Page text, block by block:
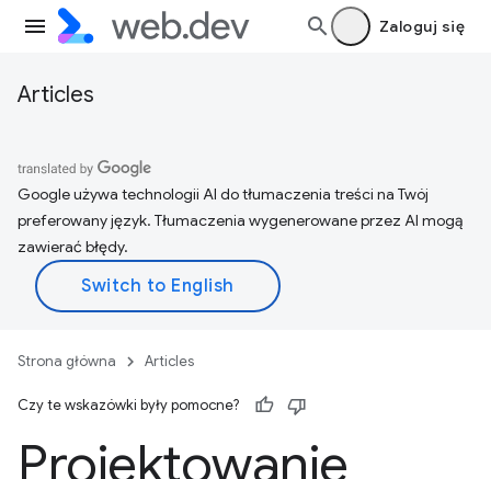
Zaloguj się
Articles
Google używa technologii AI do tłumaczenia treści na Twój
preferowany język. Tłumaczenia wygenerowane przez AI mogą
zawierać błędy.
Strona główna Articles
Czy te wskazówki były pomocne?
Projektowanie